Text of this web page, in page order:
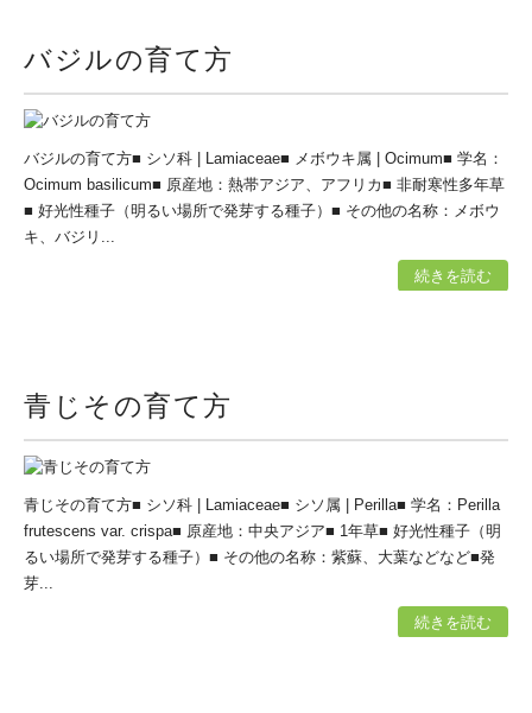
バジルの育て方
バジルの育て方■ シソ科 | Lamiaceae■ メボウキ属 | Ocimum■ 学名：
Ocimum basilicum■ 原産地：熱帯アジア、アフリカ■ 非耐寒性多年草
■ 好光性種子（明るい場所で発芽する種子）■ その他の名称：メボウ
キ、バジリ...
続きを読む
青じその育て方
青じその育て方■ シソ科 | Lamiaceae■ シソ属 | Perilla■ 学名：Perilla
frutescens var. crispa■ 原産地：中央アジア■ 1年草■ 好光性種子（明
るい場所で発芽する種子）■ その他の名称：紫蘇、大葉などなど■発
芽...
続きを読む